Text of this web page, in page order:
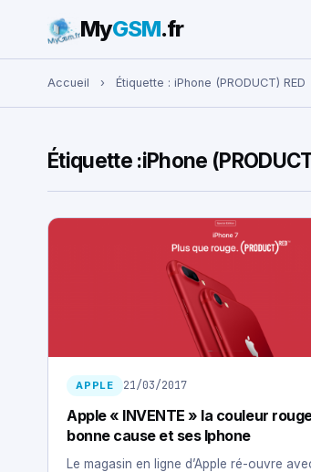
Rechercher :
MyGSM.fr
Accueil › Étiquette : iPhone (PRODUCT) RED
Étiquette :iPhone
APPLE 21/03/2017
Apple « INVENTE » la couleur
bonne cause et ses Iphone
Le magasin en ligne d’Apple ré-ouvre